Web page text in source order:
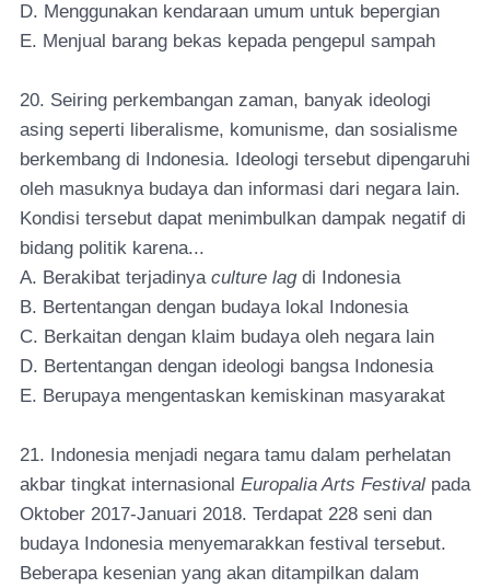
D. Menggunakan kendaraan umum untuk bepergian
E. Menjual barang bekas kepada pengepul sampah
20. Seiring perkembangan zaman, banyak ideologi
asing seperti liberalisme, komunisme, dan sosialisme
berkembang di Indonesia. Ideologi tersebut dipengaruhi
oleh masuknya budaya dan informasi dari negara lain.
Kondisi tersebut dapat menimbulkan dampak negatif di
bidang politik karena...
A. Berakibat terjadinya culture lagdi Indonesia
B. Bertentangan dengan budaya lokal Indonesia
C. Berkaitan dengan klaim budaya oleh negara lain
D. Bertentangan dengan ideologi bangsa Indonesia
E. Berupaya mengentaskan kemiskinan masyarakat
21. Indonesia menjadi negara tamu dalam perhelatan
akbar tingkat internasional Europalia Arts Festival pada
Oktober 2017-Januari 2018. Terdapat 228 seni dan
budaya Indonesia menyemarakkan festival tersebut.
Beberapa kesenian yang akan ditampilkan dalam